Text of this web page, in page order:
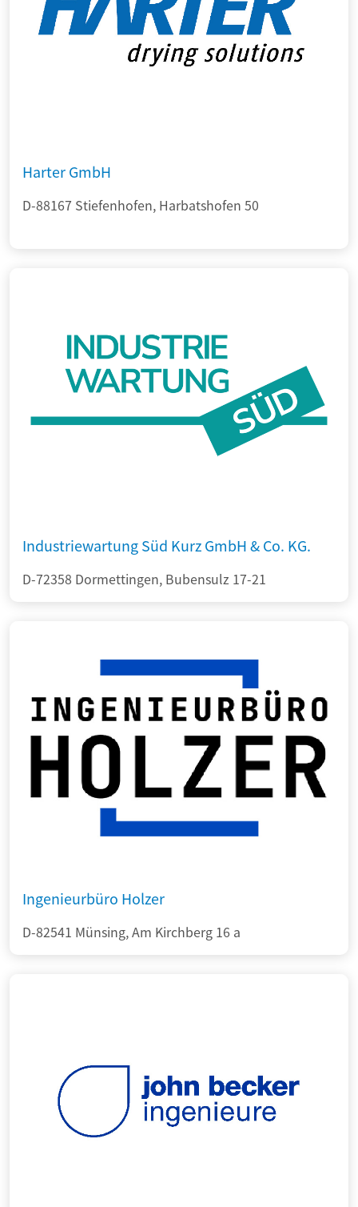
Harter GmbH
D-88167 Stiefenhofen, Harbatshofen 50
Industriewartung Süd Kurz GmbH & Co. KG.
D-72358 Dormettingen, Bubensulz 17-21
Ingenieurbüro Holzer
D-82541 Münsing, Am Kirchberg 16 a